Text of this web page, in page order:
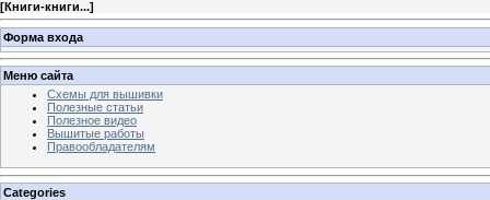
[Книги-книги...]
Форма входа
Меню сайта
Схемы для вышивки
Полезные статьи
Полезное видео
Вышитые работы
Правообладателям
Categories